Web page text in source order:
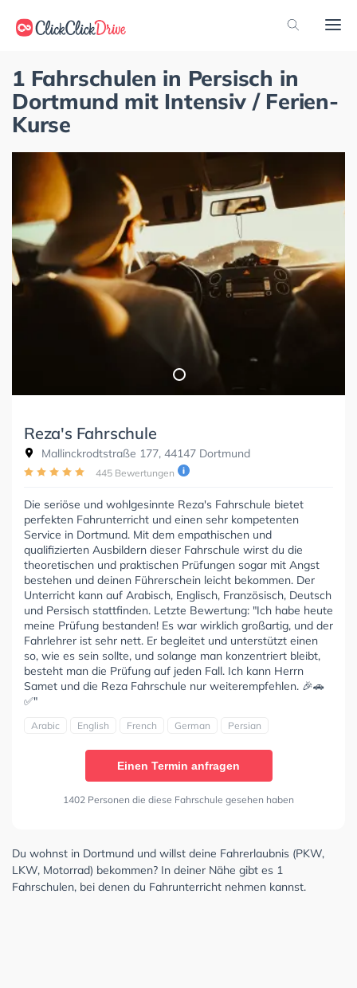
1 Fahrschulen in Persisch in
Dortmund mit Intensiv / Ferien-
Kurse
Reza's Fahrschule
Mallinckrodtstraße 177, 44147 Dortmund
445 Bewertungen
Die seriöse und wohlgesinnte Reza's Fahrschule bietet
perfekten Fahrunterricht und einen sehr kompetenten
Service in Dortmund. Mit dem empathischen und
qualifizierten Ausbildern dieser Fahrschule wirst du die
theoretischen und praktischen Prüfungen sogar mit Angst
bestehen und deinen Führerschein leicht bekommen. Der
Unterricht kann auf Arabisch, Englisch, Französisch, Deutsch
und Persisch stattfinden. Letzte Bewertung: "Ich habe heute
meine Prüfung bestanden! Es war wirklich großartig, und der
Fahrlehrer ist sehr nett. Er begleitet und unterstützt einen
so, wie es sein sollte, und solange man konzentriert bleibt,
besteht man die Prüfung auf jeden Fall. Ich kann Herrn
Samet und die Reza Fahrschule nur weiterempfehlen. 🎉🚗
✅"
Arabic English French German Persian
Einen Termin anfragen
1402 Personen die diese Fahrschule gesehen haben
Du wohnst in Dortmund und willst deine Fahrerlaubnis (PKW,
LKW, Motorrad) bekommen? In deiner Nähe gibt es 1
Fahrschulen, bei denen du Fahrunterricht nehmen kannst.